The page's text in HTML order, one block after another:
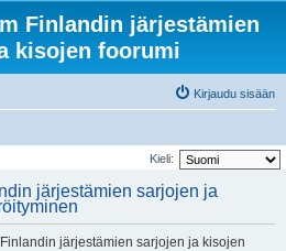
Finlandin järjestämien
kisojen foorumi
Kirjaudu sisään
Kieli:
järjestämien sarjojen ja
järjestämien sarjojen ja kisojen